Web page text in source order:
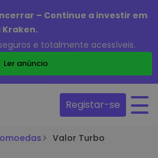
– Continue a investir em
e totalmente acessíveis.
Ler anúncio
Registar-se
Valor Turbo